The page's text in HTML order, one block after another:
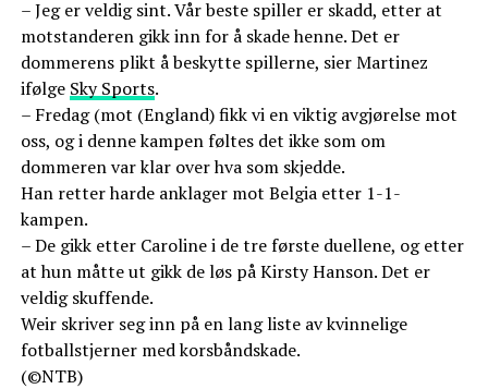
– Jeg er veldig sint. Vår beste spiller er skadd, etter at
motstanderen gikk inn for å skade henne. Det er
dommerens plikt å beskytte spillerne, sier Martinez
ifølge Sky Sports.
– Fredag (mot (England) fikk vi en viktig avgjørelse mot
oss, og i denne kampen føltes det ikke som om
dommeren var klar over hva som skjedde.
Han retter harde anklager mot Belgia etter 1-1-
kampen.
– De gikk etter Caroline i de tre første duellene, og etter
at hun måtte ut gikk de løs på Kirsty Hanson. Det er
veldig skuffende.
Weir skriver seg inn på en lang liste av kvinnelige
fotballstjerner med korsbåndskade.
(©NTB)